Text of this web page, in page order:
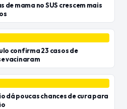
mama no SUS crescem mais
confirma 23 casos de
vacinaram
dá poucas chances de cura para